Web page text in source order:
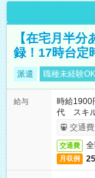
【在宅月半
録！17時台定
派遣 職種未経験OK
給与
時給
代 スキル
交通
交通費
月収例